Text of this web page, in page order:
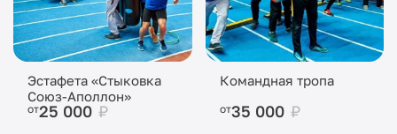
Эстафета «Стыковка
Союз-Аполлон»
от25 000 ₽
Командная тропа
от35 000 ₽